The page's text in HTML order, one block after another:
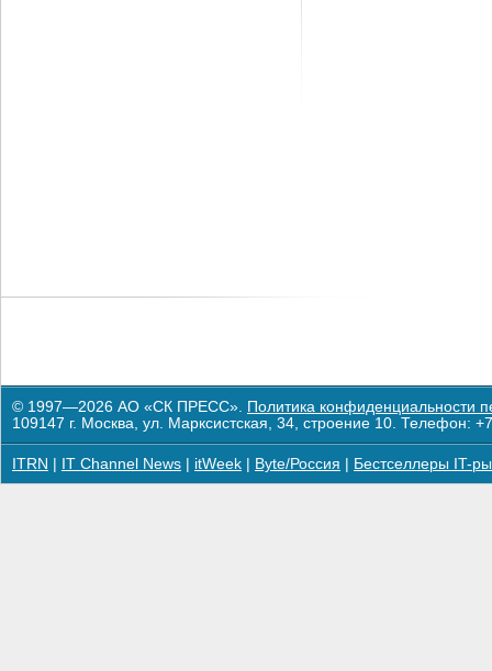
© 1997—2026 АО «СК ПРЕСС». Политика конфиденциальности
109147 г. Москва, ул. Марксистская, 34, строение 10. Телефон:
ITRN IT Channel News itWeek Byte/Россия Бестселлеры IT-